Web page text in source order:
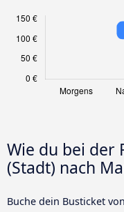
Wie du bei der
(Stadt) nach
Buche dein Busticket